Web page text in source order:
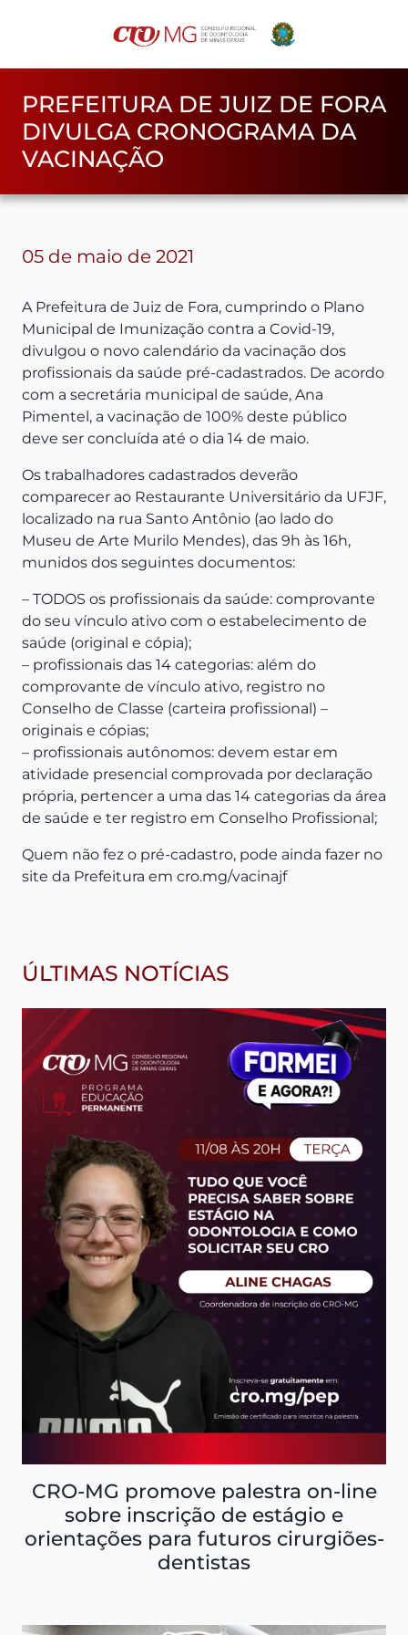
PREFEITURA DE JUIZ DE FORA
DIVULGA CRONOGRAMA DA
VACINAÇÃO
05 de maio de 2021
A Prefeitura de Juiz de Fora, cumprindo o Plano
Municipal de Imunização contra a Covid-19,
divulgou o novo calendário da vacinação dos
profissionais da saúde pré-cadastrados. De acordo
com a secretária municipal de saúde, Ana
Pimentel, a vacinação de 100% deste público
deve ser concluída até o dia 14 de maio.
Os trabalhadores cadastrados deverão
comparecer ao Restaurante Universitário da UFJF,
localizado na rua Santo Antônio (ao lado do
Museu de Arte Murilo Mendes), das 9h às 16h,
munidos dos seguintes documentos:
– TODOS os profissionais da saúde: comprovante
do seu vínculo ativo com o estabelecimento de
saúde (original e cópia);
– profissionais das 14 categorias: além do
comprovante de vínculo ativo, registro no
Conselho de Classe (carteira profissional) –
originais e cópias;
– profissionais autônomos: devem estar em
atividade presencial comprovada por declaração
própria, pertencer a uma das 14 categorias da área
de saúde e ter registro em Conselho Profissional;
Quem não fez o pré-cadastro, pode ainda fazer no
site da Prefeitura em cro.mg/vacinajf
ÚLTIMAS NOTÍCIAS
CRO-MG promove palestra on-line
sobre inscrição de estágio e
orientações para futuros cirurgiões-
dentistas